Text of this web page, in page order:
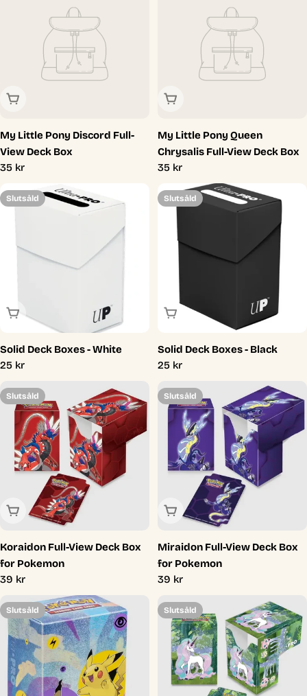
Slutsåld
My Little Pony Discord Full-
View Deck Box
Ordinarie
35 kr
Slutsåld
My Little Pony Queen
Chrysalis Full-View Deck Box
Ordinarie
35 kr
Slutsåld
Slutsåld
Solid Deck Boxes - White
Ordinarie
25 kr
Slutsåld
Slutsåld
Solid Deck Boxes - Black
Ordinarie
25 kr
Slutsåld
Slutsåld
Koraidon Full-View Deck Box
for Pokemon
Ordinarie
39 kr
Slutsåld
Slutsåld
Miraidon Full-View Deck Box
for Pokemon
Ordinarie
39 kr
Slutsåld Slutsåld